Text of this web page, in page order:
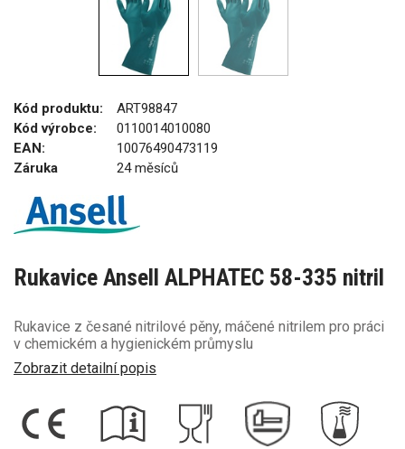
Kód produktu:
ART98847
Kód výrobce:
0110014010080
EAN:
10076490473119
Záruka
24 měsíců
Rukavice Ansell ALPHATEC 58-335 nitril
Rukavice z česané nitrilové pěny, máčené nitrilem pro práci
v chemickém a hygienickém průmyslu
Zobrazit detailní popis